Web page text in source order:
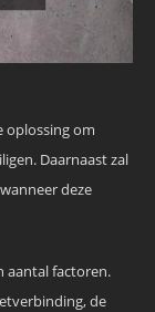
oplossing om
Daarnaast zal
deze
aantal factoren.
de